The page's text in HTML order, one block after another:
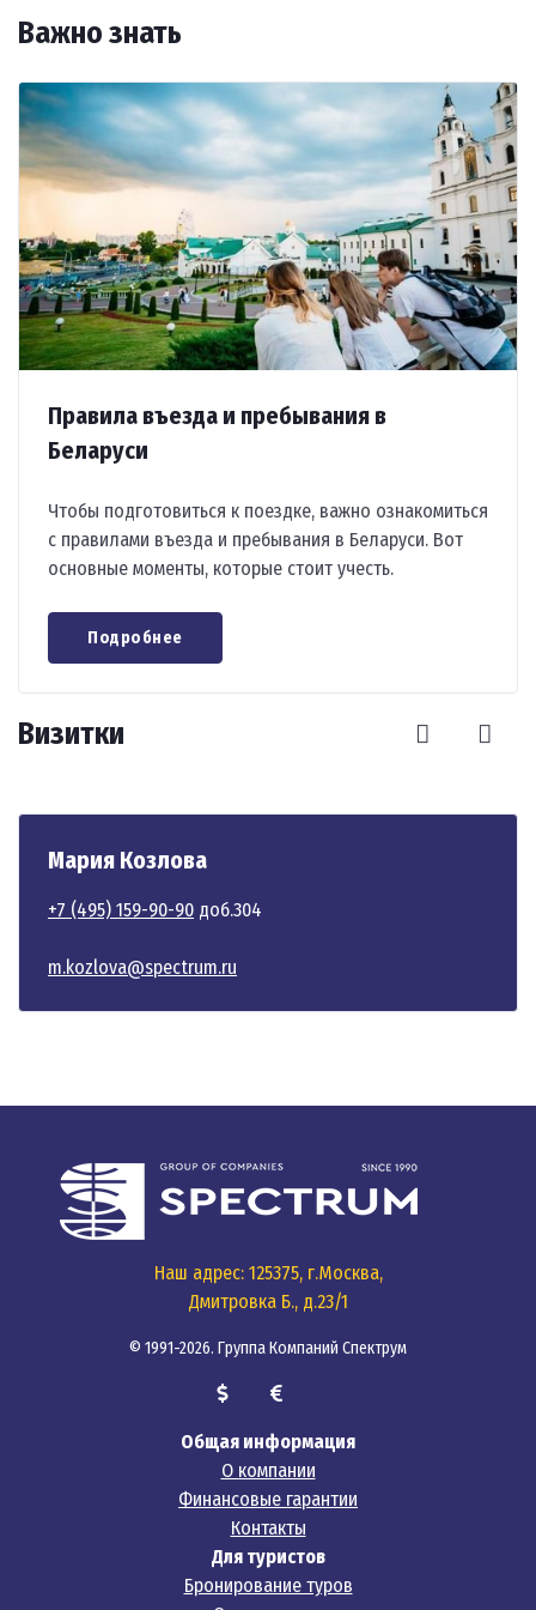
Заказывайте путевки в Беларусь у туроператора
зима подойдут для лечебного отдыха и
Важно знать
Правила въезда и пребывания в
Беларуси
Чтобы подготовиться к поездке, важно ознакомиться
с правилами въезда и пребывания в Беларуси. Вот
основные моменты, которые стоит учесть.
Подробнее
Визитки
Мария Козлова
+7 (495) 159-90-90 доб.304
m.kozlova@spectrum.ru
Наш адрес: 125375, г.Москва,
Дмитровка Б., д.23/1
© 1991-2026. Группа Компаний Спектрум
Общая информация
О компании
Финансовые гарантии
Контакты
Для туристов
Бронирование туров